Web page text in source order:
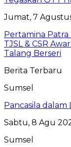
Jumat, 7
Pertamina Patra
TJSL & CSR
Talang Berseri
Berita Terbaru
Sumsel
Pancasila
Sabtu, 8 Agu
Sumsel